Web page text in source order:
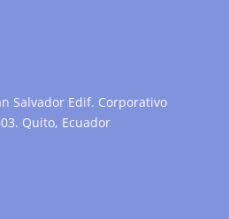
Salvador Edif. Corporativo
Quito, Ecuador